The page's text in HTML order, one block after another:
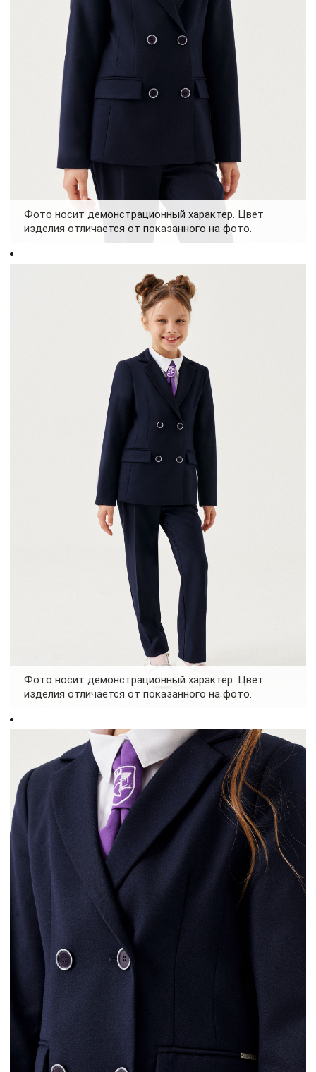
Фото носит демонстрационный характер. Цвет
изделия отличается от показанного на фото.
Фото носит демонстрационный характер. Цвет
изделия отличается от показанного на фото.